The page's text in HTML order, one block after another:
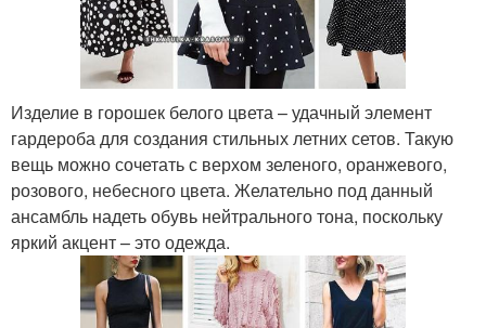
Изделие в горошек белого цвета – удачный элемент
гардероба для создания стильных летних сетов. Такую
вещь можно сочетать с верхом зеленого, оранжевого,
розового, небесного цвета. Желательно под данный
ансамбль надеть обувь нейтрального тона, поскольку
яркий акцент – это одежда.